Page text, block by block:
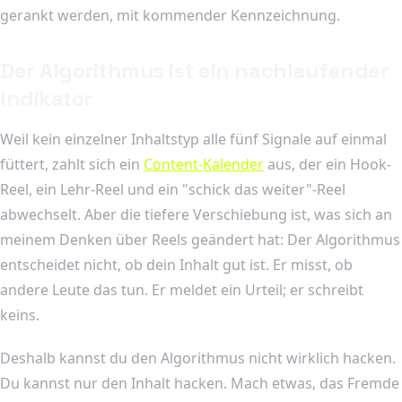
gerankt werden, mit kommender Kennzeichnung.
Weil kein einzelner Inhaltstyp alle fünf Signale auf einmal
füttert, zahlt sich ein Content-Kalender aus, der ein Hook-
Reel, ein Lehr-Reel und ein "schick das weiter"-Reel
abwechselt. Aber die tiefere Verschiebung ist, was sich an
meinem Denken über Reels geändert hat: Der Algorithmus
entscheidet nicht, ob dein Inhalt gut ist. Er misst, ob
andere Leute das tun. Er meldet ein Urteil; er schreibt
keins.
Deshalb kannst du den Algorithmus nicht wirklich hacken.
Du kannst nur den Inhalt hacken. Mach etwas, das Fremde